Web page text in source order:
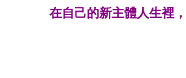
在自己的新主體人生裡